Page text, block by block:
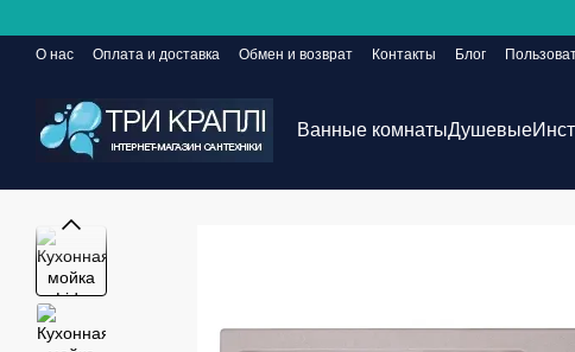
О нас Оплата и доставка Обмен и возврат Контакты Блог
Ванные комнатыДушевые